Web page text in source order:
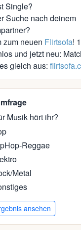
Single?
Suche nach deinem
zum neuen Flirtsofa!
und jetzt neu:
gleich aus:
Musik hört ihr?
Reggae
Metal
ansehen